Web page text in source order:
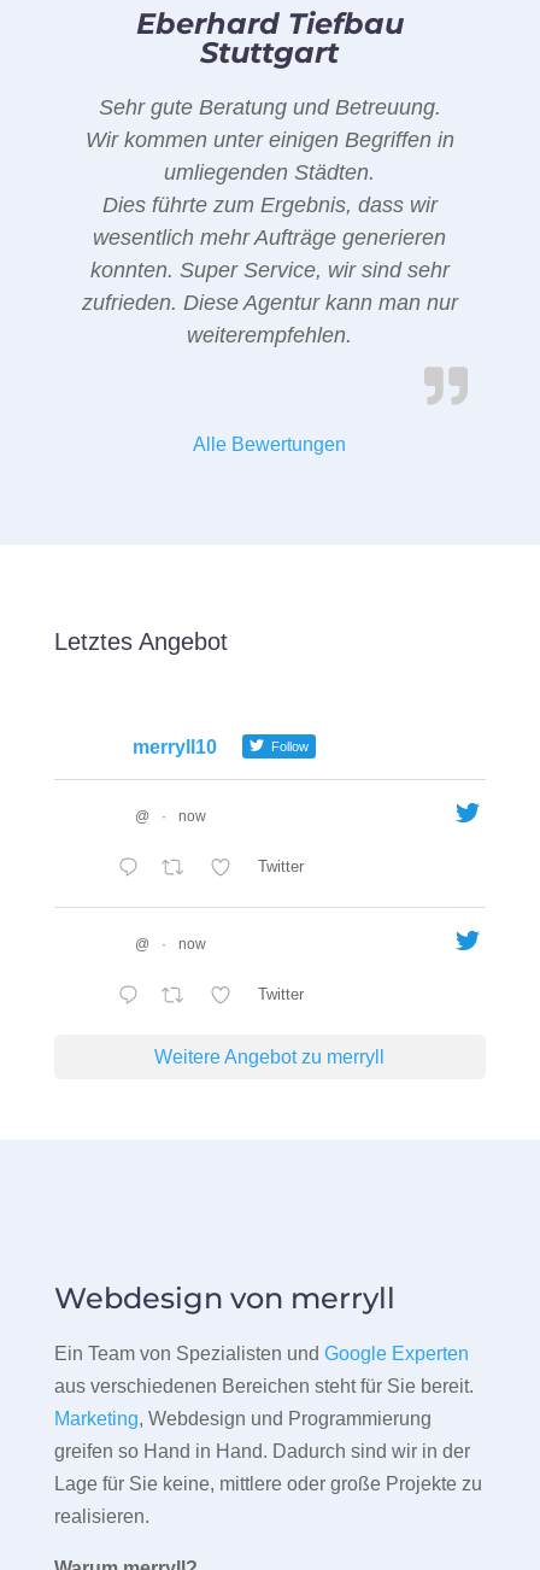
Eberhard Tiefbau
Stuttgart
Sehr gute Beratung und Betreuung.
Wir kommen unter einigen Begriffen in
umliegenden Städten.
Dies führte zum Ergebnis, dass wir
wesentlich mehr Aufträge generieren
konnten. Super Service, wir sind sehr
zufrieden. Diese Agentur kann man nur
weiterempfehlen.
Alle Bewertungen
Letztes Angebot
merryll10 Follow
@ · now
Twitter
@ · now
Twitter
Weitere Angebot zu merryll
Webdesign von merryll
Ein Team von Spezialisten und Google Experten
aus verschiedenen Bereichen steht für Sie bereit.
Marketing, Webdesign und Programmierung
greifen so Hand in Hand. Dadurch sind wir in der
Lage für Sie keine, mittlere oder große Projekte zu
realisieren.